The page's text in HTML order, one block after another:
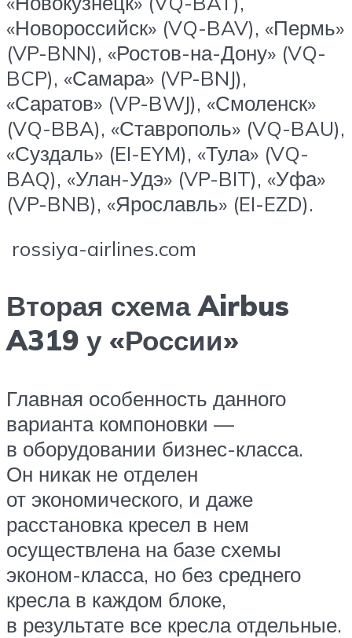
«Новороссийск» (VQ-BAV), «Пермь»
(VP-BNN), «Ростов-на-Дону» (VQ-
BCP), «Самара» (VP-BNJ),
«Саратов» (VP-BWJ), «Смоленск»
(VQ-BBA), «Ставрополь» (VQ-BAU),
«Суздаль» (EI-EYM), «Тула» (VQ-
BAQ), «Улан-Удэ» (VP-BIT), «Уфа»
(VP-BNB), «Ярославль» (EI-EZD).
rossiya-airlines.com
Вторая схема Airbus
A319 у «России»
Главная особенность данного
варианта компоновки —
в оборудовании бизнес-класса.
Он никак не отделен
от экономического, и даже
расстановка кресел в нем
осуществлена на базе схемы
эконом-класса, но без среднего
кресла в каждом блоке,
в результате все кресла отдельные.